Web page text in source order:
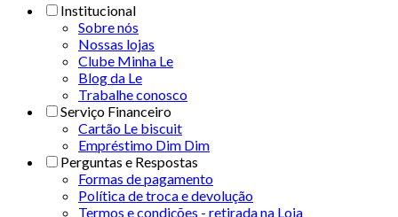
Institucional
Sobre nós
Nossas lojas
Clube Minha Le
Blog da Le
Trabalhe conosco
Serviço Financeiro
Cartão Le biscuit
Empréstimo Dim Dim
Perguntas e Respostas
Formas de pagamento
Política de troca e devolução
Termos e condições - retirada na Loja